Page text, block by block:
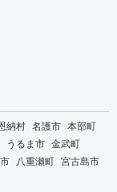
納村 名護市 本部町
うるま市 金武町
八重瀬町 宮古島市